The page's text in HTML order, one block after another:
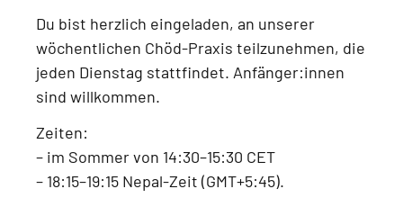
Du bist herzlich eingeladen, an unserer
wöchentlichen Chöd-Praxis teilzunehmen, die
jeden Dienstag stattfindet. Anfänger:innen
sind willkommen.
Zeiten:
– im Sommer von 14:30–15:30 CET
– 18:15–19:15 Nepal-Zeit (GMT+5:45).